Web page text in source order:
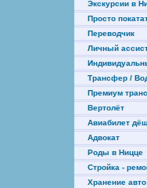
Экскурсии в
Просто
Переводчик
Личный
Трансфер /
Премиум
Вертолёт
Авиабилет
Адвокат
Роды в Ницце
Стройка -
Хранение авто